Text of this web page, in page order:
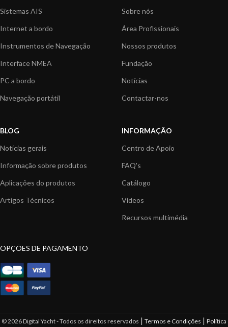
Sistemas AIS
Internet a bordo
Instrumentos de Navegação
Interface NMEA
PC a bordo
Navegação portátil
Sobre nós
Área Profissionais
Nossos produtos
Fundação
Notícias
Contactar-nos
BLOG
Notícias gerais
Informação sobre produtos
Aplicações do produtos
Artigos Técnicos
INFORMAÇÃO
Centro de Apoio
FAQ's
Catálogo
Vídeos
Recursos multimédia
OPÇÕES DE PAGAMENTO
© 2026 Digital Yacht - Todos os direitos reservados | Termos e Condições | Política